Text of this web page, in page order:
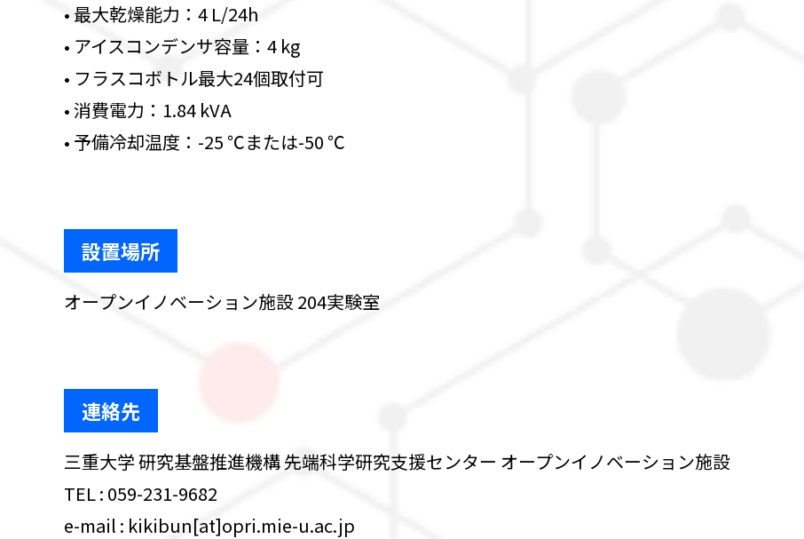
• 最大乾燥能力：4 L/24h
• アイスコンデンサ容量：4 kg
• フラスコボトル最大24個取付可
• 消費電力：1.84 kVA
• 予備冷却温度：-25 ℃または-50 ℃
設置場所
オープンイノベーション施設 204実験室
連絡先
三重大学 研究基盤推進機構 先端科学研究支援センター オープンイノベーション施設
TEL : 059-231-9682
e-mail : kikibun[at]opri.mie-u.ac.jp